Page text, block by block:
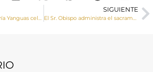
Monseñor José María Yanguas celebra una misa solemne en Osa de la Vega con motivo de la Fiesta en honor al Santo Rostro
SIGUIENTE
El Sr. Obispo administra el sacramento de la Confirmación a un grupo de jóvenes de Villar de Domingo García